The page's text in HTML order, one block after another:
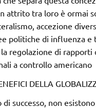
attrito tra loro è ormai
accezione
politiche di influenza
regolazione di rapporti
a controllo americano
DELLA
di successo, non